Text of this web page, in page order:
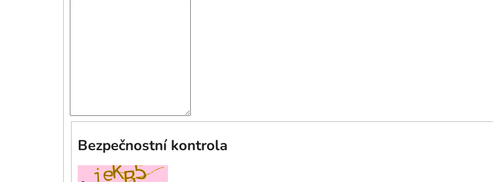
Bezpečnostní kontrola